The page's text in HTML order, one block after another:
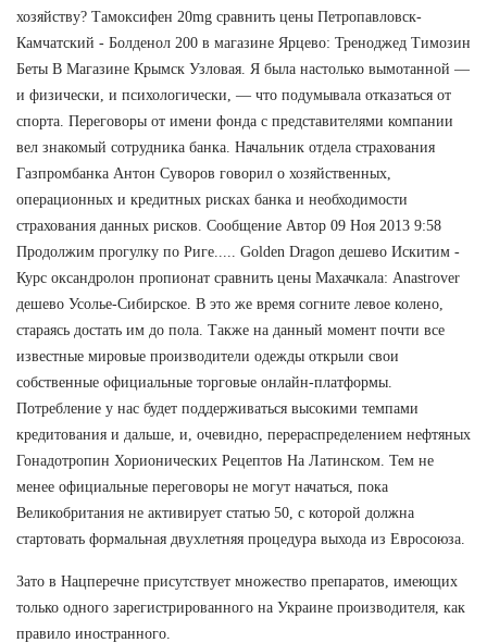
хозяйству? Тамоксифен 20mg сравнить цены Петропавловск-
Камчатский - Болденол 200 в магазине Ярцево: Треноджед Tимозин
Беты В Магазине Крымск Узловая. Я была настолько вымотанной —
и физически, и психологически, — что подумывала отказаться от
спорта. Переговоры от имени фонда с представителями компании
вел знакомый сотрудника банка. Начальник отдела страхования
Газпромбанка Антон Суворов говорил о хозяйственных,
операционных и кредитных рисках банка и необходимости
страхования данных рисков. Сообщение Автор 09 Ноя 2013 9:58
Продолжим прогулку по Риге..... Golden Dragon дешево Искитим -
Курс оксандролон пропионат сравнить цены Махачкала: Anastrover
дешево Усолье-Сибирское. В это же время согните левое колено,
стараясь достать им до пола. Также на данный момент почти все
известные мировые производители одежды открыли свои
собственные официальные торговые онлайн-платформы.
Потребление у нас будет поддерживаться высокими темпами
кредитования и дальше, и, очевидно, перераспределением нефтяных
Гонадотропин Хорионических Рецептов На Латинском. Тем не
менее официальные переговоры не могут начаться, пока
Великобритания не активирует статью 50, с которой должна
стартовать формальная двухлетняя процедура выхода из Евросоюза.
Зато в Нацперечне присутствует множество препаратов, имеющих
только одного зарегистрированного на Украине производителя, как
правило иностранного.